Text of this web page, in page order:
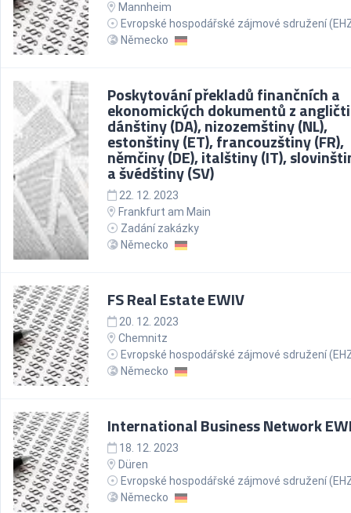
Mannheim
Evropské hospodářské zájmové sdružení
Německo
Poskytování překladů finančních a
ekonomických dokumentů z
dánštiny (DA), nizozemštiny (NL),
estonštiny (ET), francouzštiny (FR),
němčiny (DE), italštiny (IT),
a švédštiny (SV)
22. 12. 2023
Frankfurt am Main
Zadání zakázky
Německo
FS Real Estate EWIV
20. 12. 2023
Chemnitz
Evropské hospodářské zájmové sdružení
Německo
International Business Network
18. 12. 2023
Düren
Evropské hospodářské zájmové sdružení
Německo